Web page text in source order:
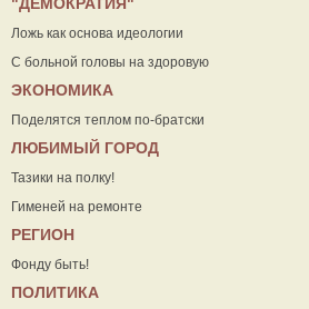
Ложь как основа идеологии
С больной головы на здоровую
ЭКОНОМИКА
Поделятся теплом по-братски
ЛЮБИМЫЙ ГОРОД
Тазики на полку!
Гименей на ремонте
РЕГИОН
Фонду быть!
ПОЛИТИКА